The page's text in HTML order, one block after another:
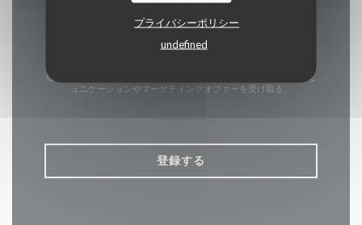
プライバシーポリシー
undefined
ニュースレター
当社のニュースレターを購読し、当社からのEメールによる個別コミ
ュニケーションやマーケティングオファーを受け取る。
登録する